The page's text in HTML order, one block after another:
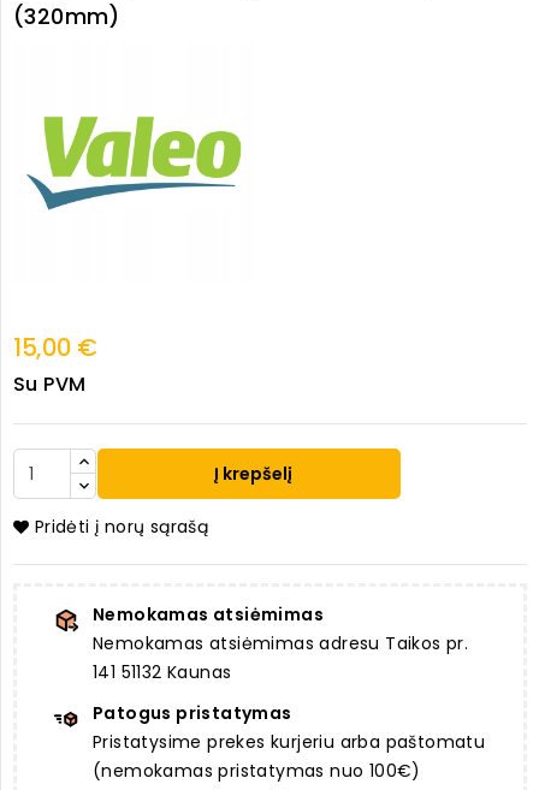
(320mm)
15,00 €
Su PVM
Į krepšelį
Pridėti į norų sąrašą
Nemokamas atsiėmimas
Nemokamas atsiėmimas adresu Taikos pr.
141 51132 Kaunas
Patogus pristatymas
Pristatysime prekes kurjeriu arba paštomatu
(nemokamas pristatymas nuo 100€)